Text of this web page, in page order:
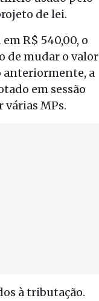
de lei.
R$ 540,00, o
de mudar o valor
anteriormente, a
em sessão
várias MPs.
à tributação.